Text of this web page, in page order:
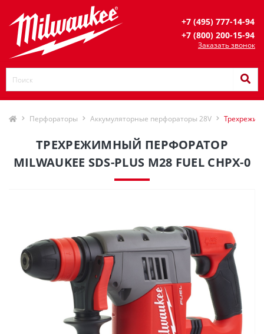
+7 (495) 777-14-94
+7 (800) 200-15-94
Заказать звонок
Перфораторы Аккумуляторные перфораторы 28V
ТРЕХРЕЖИМНЫЙ ПЕРФОРАТОР
MILWAUKEE SDS-PLUS M28 FUEL CHPX-0